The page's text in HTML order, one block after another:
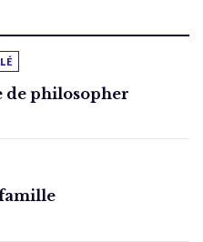
de philosopher